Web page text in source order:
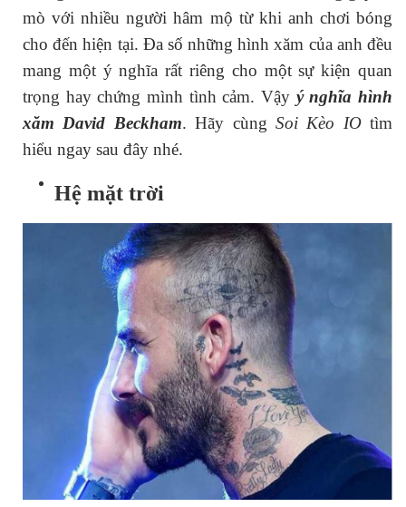
mò với nhiều người hâm mộ từ khi anh chơi bóng
cho đến hiện tại. Đa số những hình xăm của anh đều
mang một ý nghĩa rất riêng cho một sự kiện quan
trọng hay chứng mình tình cảm. Vậy ý nghĩa hình
xăm David Beckham. Hãy cùng Soi Kèo IOtìm
hiểu ngay sau đây nhé.
Hệ mặt trời